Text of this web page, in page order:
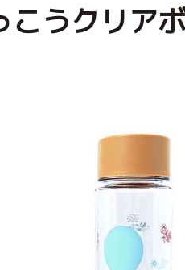
こうクリア
介
ォメーション
・コンサート